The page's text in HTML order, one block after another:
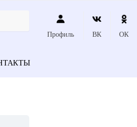
Профиль ВК ОК